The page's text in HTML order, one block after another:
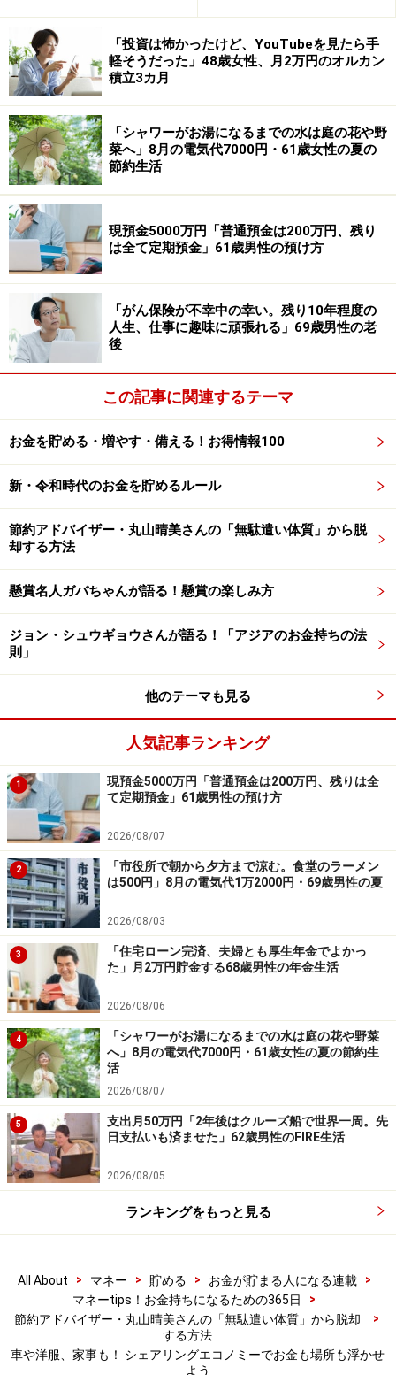
丸山晴美さん：社会人になると学ぶ機会が減ってしま
う。継続して学びの習慣をつける方法はないかなと思
い、20代後半から放送大学で学び始めました。自分のペ
ースでできるし、学割という副産物も得られ、嬉しい限
りです（笑）。マイクロソフトのオフィスもアカデミッ
ク版が買えるし、Adobeも学生価格。Amazonスチューデ
ントも利用できるし、東京ディズニーランドのキャンパ
スデーパスポートも使える。メリットは多いですね。
――“ロボ投資”も始められたと聞きました。
丸山晴美さん
した。いわゆるロボ投資と呼ばれるものですね。どれく
らいリスクが許容できるのかなどの質問を入力すると、
ロボットが分析して自分に合った投資法を選んでくれま
す。あとは手数料１％で、淡々と取引してくれるので、
投資に時間と気を取られずに済みます。
――自分で投資をしてきた丸山さんが、なぜロボ投資を？
丸山晴美さん：これまでいろいろな投資をしてきました
が、当然いい時もあれば悪い時もあります。やっぱり人
判断ができないことも。そのたびに、ハラハラしたり、
気を揉んだりするのはなかなか疲れることです。そうし
たわずらわしさから解放され、日常に集中できるのがロ
ボ投資の利点ですね。勝率も悪くないので、しばらく様
子をみるつもりです。
【関連記事をチェック！】
節約アドバイザー・丸山晴美さんの「ムダ遣い体質」か
ら脱却する方法
節約アドバイザー・丸山晴美さんが日常で使うオトクな
ワザとは？
教えてくれたのは……
丸山晴美さん
節約アドバイザー ファイナンシャルプランナー 消費
生活アドバイザー
22歳の時に節約に目覚め、1年で200万円を貯めた経験が
メディアに取り上げられ、その後コンビニ店長などを経
て2001年節約アドバイザーとして独立。ファイナンシャ
ルプランナー（ＡＦＰ）、消費生活アドバイザー、宅地
建物取扱主任士（登録）、認定心理士、家庭の省エネエ
キスパート検定合格、調理師などの資格を持ち、食費や
お金の管理運用のアドバイスなどをテレビやラジオ、雑
誌、講演等で行っている。
著書
「投資は怖かったけど、YouTubeを見たら手
軽そうだった」48歳女性、月2万円のオルカン
積立3カ月
「シャワーがお湯になるまでの水は庭の花や野
菜へ」8月の電気代7000円・61歳女性の夏の
節約生活
現預金5000万円「普通預金は200万円、残り
は全て定期預金」61歳男性の預け方
「がん保険が不幸中の幸い。残り10年程度の
人生、仕事に趣味に頑張れる」69歳男性の老
後
この記事に関連するテーマ
お金を貯める・増やす・備える！お得情報100
新・令和時代のお金を貯めるルール
節約アドバイザー・丸山晴美さんの「無駄遣い体質」から脱
却する方法
懸賞名人ガバちゃんが語る！懸賞の楽しみ方
ジョン・シュウギョウさんが語る！「アジアのお金持ちの法
則」
他のテーマも見る
人気記事ランキング
1
現預金5000万円「普通預金は200万円、残りは全
て定期預金」61歳男性の預け方
2026/08/07
2
「市役所で朝から夕方まで涼む。食堂のラーメン
は500円」8月の電気代1万2000円・69歳男性の夏
2026/08/03
3
「住宅ローン完済、夫婦とも厚生年金でよかっ
た」月2万円貯金する68歳男性の年金生活
2026/08/06
4
「シャワーがお湯になるまでの水は庭の花や野菜
へ」8月の電気代7000円・61歳女性の夏の節約生
活
2026/08/07
5
支出月50万円「2年後はクルーズ船で世界一周。先
日支払いも済ませた」62歳男性のFIRE生活
2026/08/05
ランキングをもっと見る
All About > マネー > 貯める > お金が貯まる人になる連載
>
マネーtips！お金持ちになるための365日
>
節約アドバイザー・丸山晴美さんの「無駄遣い体質」から脱却
する方法
>
車や洋服、家事も！ シェアリングエコノミーでお金も場所も浮かせ
よう